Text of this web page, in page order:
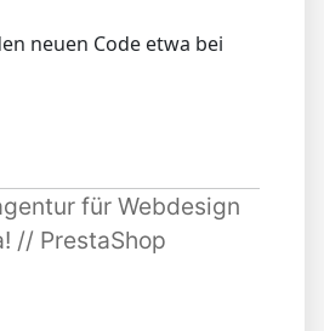
neuen Code etwa bei
für Webdesign
// PrestaShop